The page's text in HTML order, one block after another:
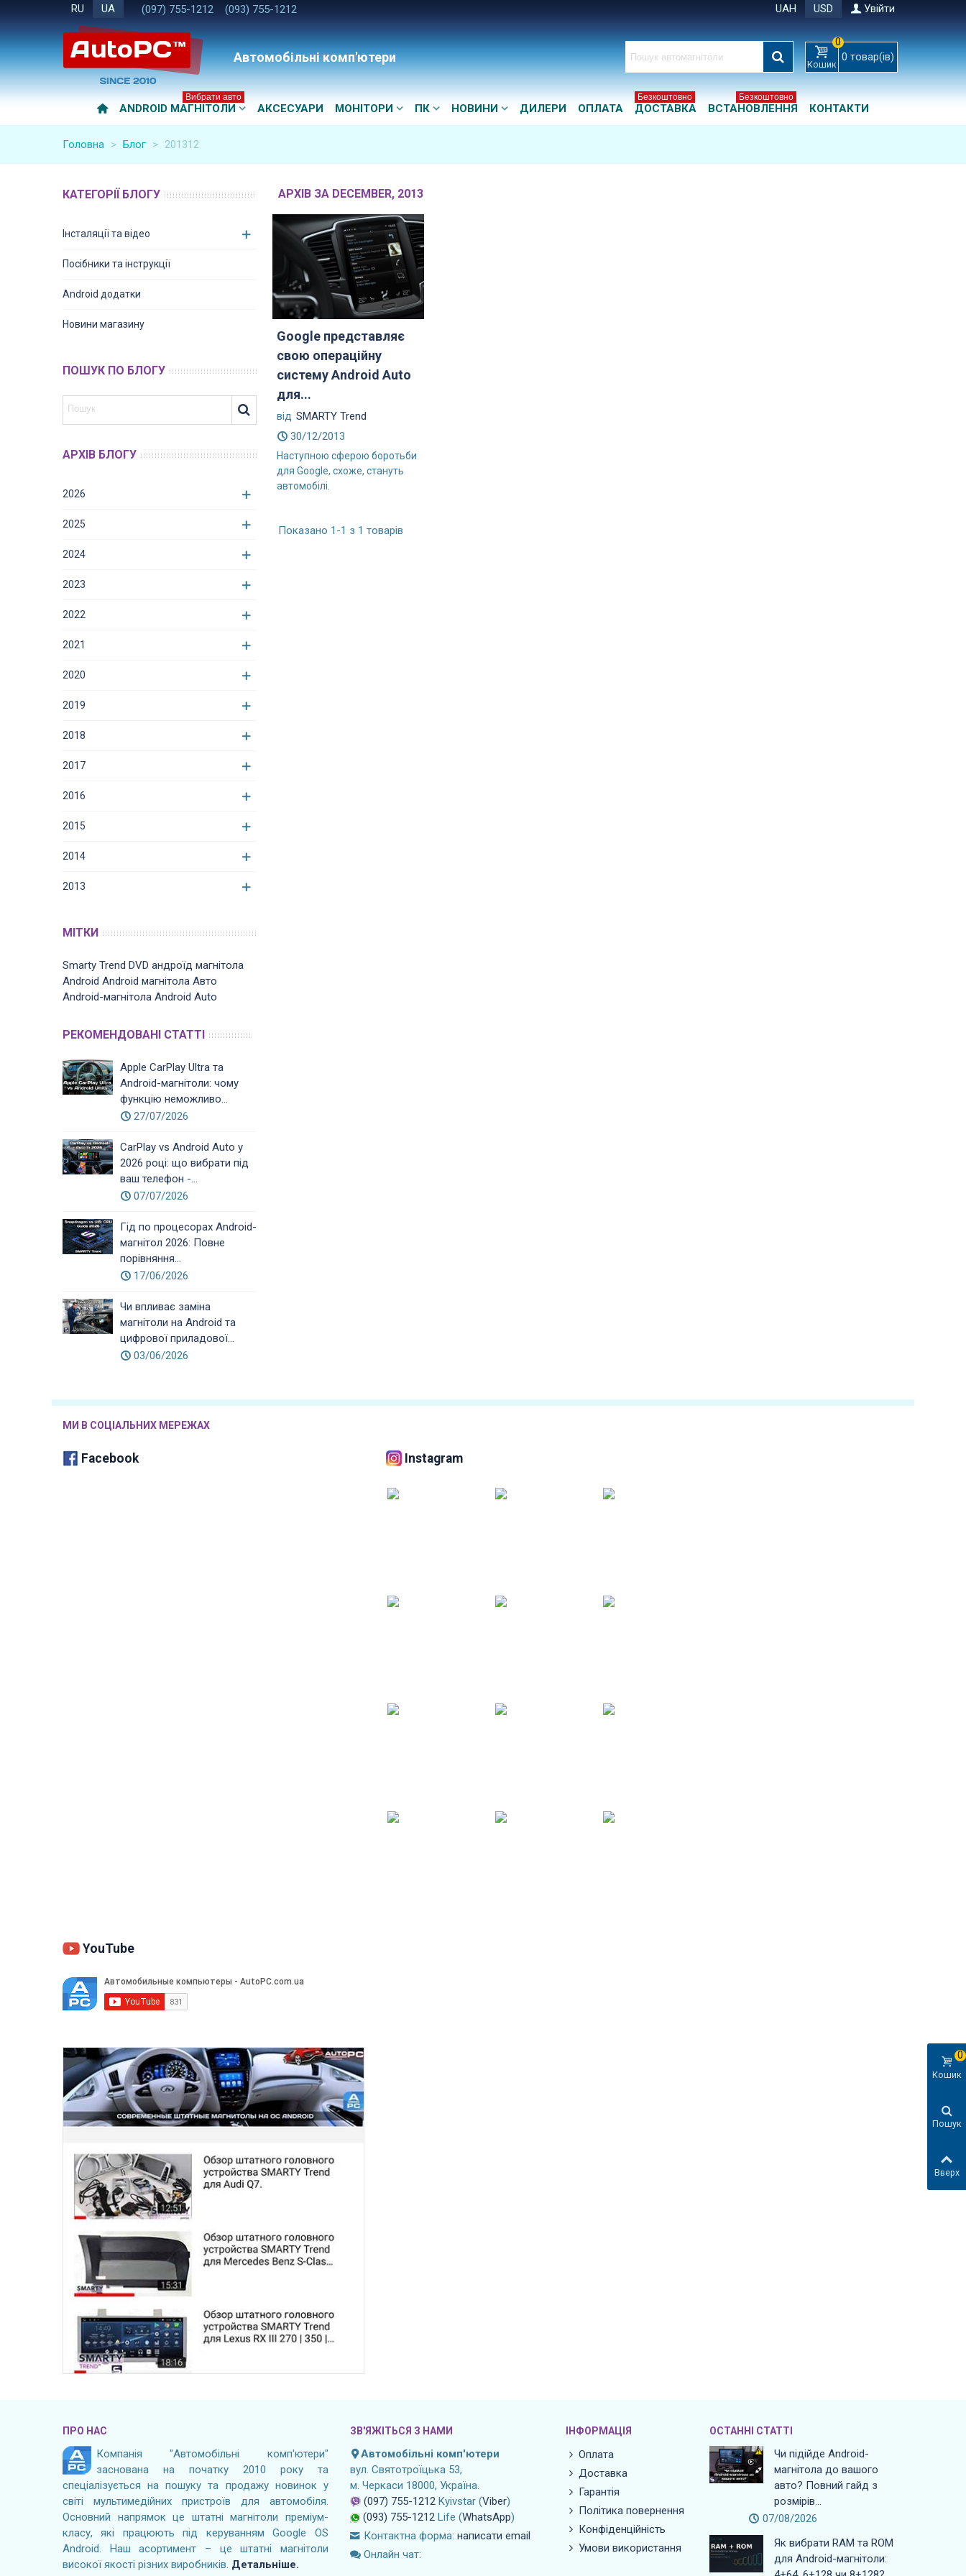
RU UA (097) 755-1212 (093) 755-1212 UAH USD Увійти
Автомобільні комп'ютери Кошик
0
0 товар(ів)
ANDROID МАГНІТОЛИ
Вибрати авто
АКСЕСУАРИ МОНІТОРИ ПК НОВИНИ ДИЛЕРИ ОПЛАТА ДОСТАВКА
Безкоштовно
ВСТАНОВЛЕННЯ
Безкоштовно
КОНТАКТИ
Головна > Блог > 201312
КАТЕГОРІЇ БЛОГУ
Інсталяції та відео
Посібники та інструкції
Android додатки
Новини магазину
ПОШУК ПО БЛОГУ
АРХІВ БЛОГУ
2026
2025
2024
2023
2022
2021
2020
2019
2018
2017
2016
2015
2014
2013
МІТКИ
Smarty Trend DVD андроїд магнітола
Android Android магнітола Авто
Android-магнітола Android Auto
РЕКОМЕНДОВАНІ СТАТТІ
Apple CarPlay Ultra та
Android-магнітоли: чому
функцію неможливо...
27/07/2026
CarPlay vs Android Auto у
2026 році: що вибрати під
ваш телефон -...
07/07/2026
Гід по процесорах Android-
магнітол 2026: Повне
порівняння...
17/06/2026
Чи впливає заміна
магнітоли на Android та
цифрової приладової...
03/06/2026
АРХІВ ЗА DECEMBER, 2013
Google представляє
свою операційну
систему Android Auto
для...
від SMARTY Trend
30/12/2013
Наступною сферою боротьби
для Google, схоже, стануть
автомобілі.
Показано 1-1 з 1 товарів
МИ В СОЦІАЛЬНИХ МЕРЕЖАХ
Facebook Instagram
YouTube
ПРО НАС
Компанія "Автомобільні комп'ютери"
заснована на початку 2010 року та
спеціалізується на пошуку та продажу новинок у
світі мультимедійних пристроїв для автомобіля.
Основний напрямок це штатні магнітоли преміум-
класу, які працюють під керуванням Google OS
Android. Наш асортимент – це штатні магнітоли
високої якості різних виробників. Детальніше.
ЗВ'ЯЖІТЬСЯ З НАМИ
Автомобільні комп'ютери
вул. Святотроїцька 53,
м. Черкаси 18000, Україна.
(097) 755-1212 Kyivstar (Viber)
(093) 755-1212 Life (WhatsApp)
Контактна форма: написати email
Онлайн чат:
ІНФОРМАЦІЯ
Оплата
Доставка
Гарантія
Політика повернення
Конфіденційність
Умови використання
ОСТАННІ СТАТТІ
Чи підійде Android-
магнітола до вашого
авто? Повний гайд з
розмірів...
07/08/2026
Як вибрати RAM та ROM
для Android-магнітоли:
Кошик
0
Пошук
Вверх